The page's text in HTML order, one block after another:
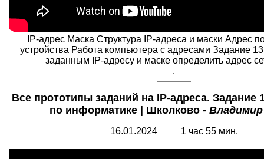
IP-адрес Маска Структура IP-адреса и маски Адрес
устройства Работа компьютера с адресами Задание
заданным IP-адресу и маске определить адрес
.
Все прототипы заданий на IP-адреса. Задание
по информатике | Школково -
16.01.2024 1 час 55 мин.